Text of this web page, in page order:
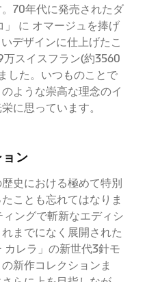
70年代に発売されたダ
」 に オマージュを捧げ
デザインに仕上げたこ
万スイスフラン(約3560
した。いつものことで
ような崇高な理念のイ
に思っています。
ン
史における極めて特別
ことも忘れてはなりま
ングで斬新なエディシ
までになく展開された
カレラ」の新世代3針モ
新作コレクションま